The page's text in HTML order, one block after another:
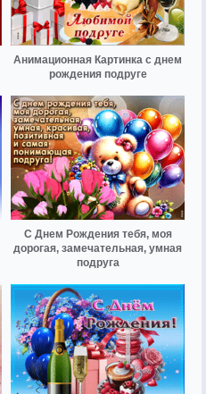
Анимационная Картинка с днем
рождения подруге
С Днем Рождения тебя, моя
дорогая, замечательная, умная
подруга